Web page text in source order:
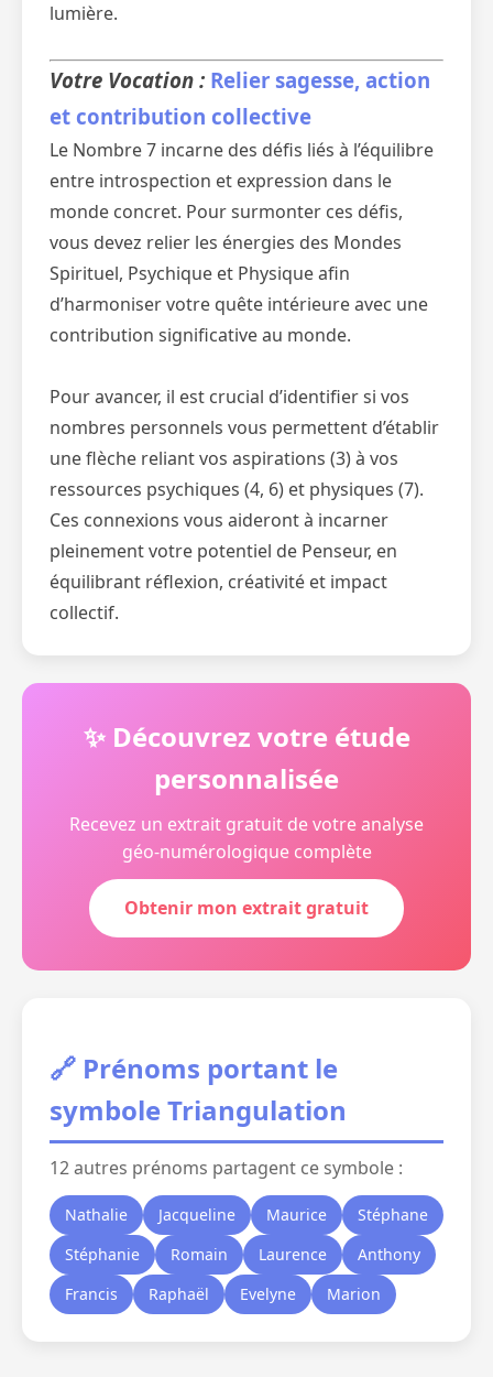
lumière.
Votre Vocation : Relier sagesse, action
et contribution collective
Le Nombre 7 incarne des défis liés à l’équilibre
entre introspection et expression dans le
monde concret. Pour surmonter ces défis,
vous devez relier les énergies des Mondes
Spirituel, Psychique et Physique afin
d’harmoniser votre quête intérieure avec une
contribution significative au monde.
Pour avancer, il est crucial d’identifier si vos
nombres personnels vous permettent d’établir
une flèche reliant vos aspirations (3) à vos
ressources psychiques (4, 6) et physiques (7).
Ces connexions vous aideront à incarner
pleinement votre potentiel de Penseur, en
équilibrant réflexion, créativité et impact
collectif.
✨ Découvrez votre étude
personnalisée
Recevez un extrait gratuit de votre analyse
géo-numérologique complète
Obtenir mon extrait gratuit
🔗 Prénoms portant le
symbole Triangulation
12 autres prénoms partagent ce symbole :
Nathalie Jacqueline Maurice
Stéphane
Stéphanie
Romain Laurence
Anthony
Francis
Raphaël Evelyne Marion